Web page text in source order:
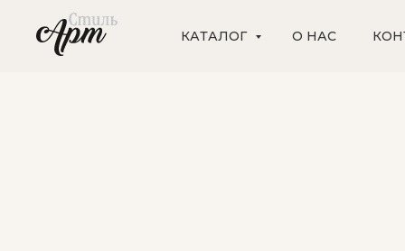
КАТАЛОГ О НАС